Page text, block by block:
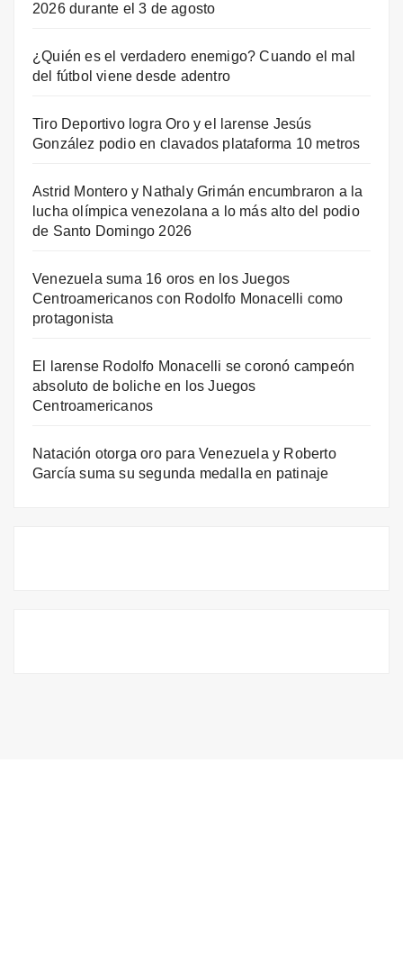
2026 durante el 3 de agosto
¿Quién es el verdadero enemigo? Cuando el mal
del fútbol viene desde adentro
Tiro Deportivo logra Oro y el larense Jesús
González podio en clavados plataforma 10 metros
Astrid Montero y Nathaly Grimán encumbraron a la
lucha olímpica venezolana a lo más alto del podio
de Santo Domingo 2026
Venezuela suma 16 oros en los Juegos
Centroamericanos con Rodolfo Monacelli como
protagonista
El larense Rodolfo Monacelli se coronó campeón
absoluto de boliche en los Juegos
Centroamericanos
Natación otorga oro para Venezuela y Roberto
García suma su segunda medalla en patinaje